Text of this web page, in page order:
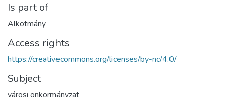
Is part of
Alkotmány
Access rights
https://creativecommons.org/licenses/by-nc/4.0/
Subject